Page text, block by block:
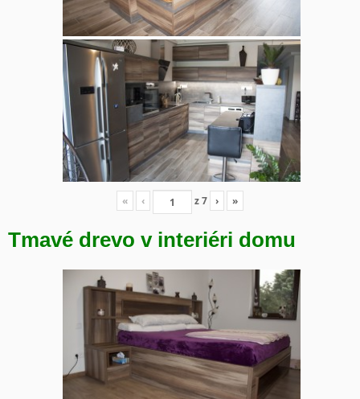
« ‹ z7 › »
Tmavé drevo v interiéri domu